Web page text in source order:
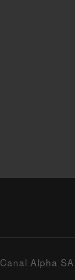
Canal Alpha SA